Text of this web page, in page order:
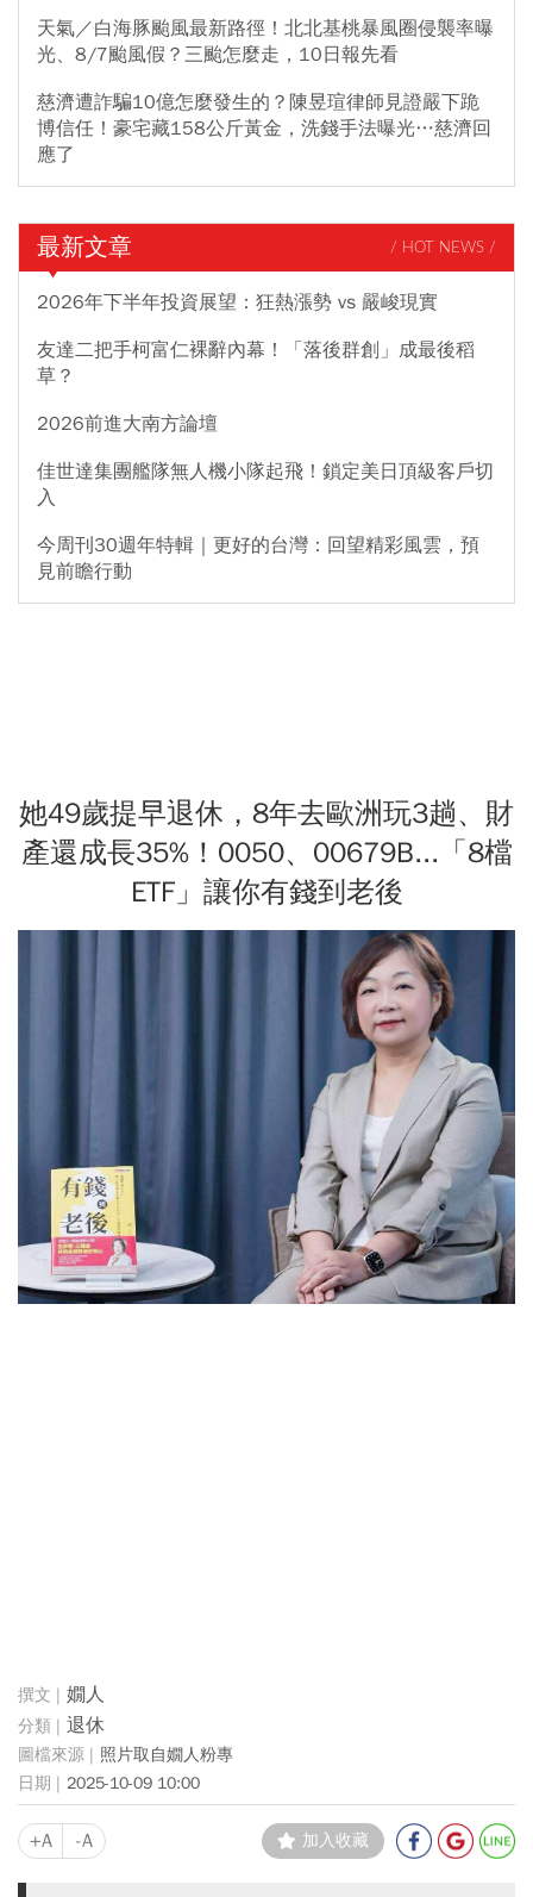
天氣／白海豚颱風最新路徑！北北基桃暴風圈侵襲率曝
光、8/7颱風假？三颱怎麼走，10日報先看
慈濟遭詐騙10億怎麼發生的？陳昱瑄律師見證嚴下跪
博信任！豪宅藏158公斤黃金，洗錢手法曝光…慈濟回
應了
最新文章 / HOT NEWS /
2026年下半年投資展望：狂熱漲勢 vs 嚴峻現實
友達二把手柯富仁裸辭內幕！「落後群創」成最後稻
草？
2026前進大南方論壇
佳世達集團艦隊無人機小隊起飛！鎖定美日頂級客戶切
入
今周刊30週年特輯｜更好的台灣：回望精彩風雲，預
見前瞻行動
她49歲提早退休，8年去歐洲玩3趟、財
產還成長35%！0050、00679B...「8檔
ETF」讓你有錢到老後
嫺人
退休
照片取自嫺人粉專
2025-10-09 10:00
+A -A 加入收藏